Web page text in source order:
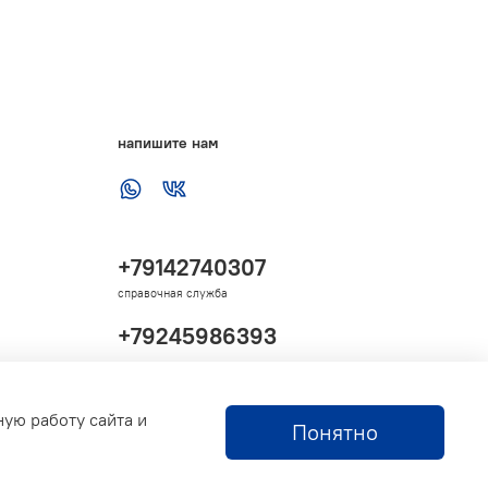
напишите нам
+79142740307
справочная служба
+79245986393
работу сайта и Понятно